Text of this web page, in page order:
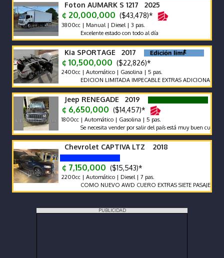
Foton AUMARK S 1217 2025
¢ 20,000,000 ($43,478)*
3800cc | Manual | Diesel | 3 pas.
Excelente estado con todo al día
Kia SPORTAGE 2017
¢ 10,500,000 ($22,826)*
2400cc | Automático | Gasolina | 5 pas.
EDICION LIMITADA IMPECABLE EXTRAS ADICIONALES
Jeep RENEGADE 2019
¢ 6,650,000 ($14,457)*
1800cc | Automático | Gasolina | 5 pas.
Se necesita vender por salir del país está muy buen cuidado
Chevrolet CAPTIVA LTZ 2018
¢ 7,150,000 ($15,543)*
2200cc | Automático | Diesel | 7 pas.
COMO NUEVO AWD CUERO EXTRAS SIETE PASAJEROS
PUBLICIDAD